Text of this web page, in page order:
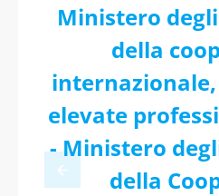
Ministero
della
internazionale,
elevate
- Ministero
della